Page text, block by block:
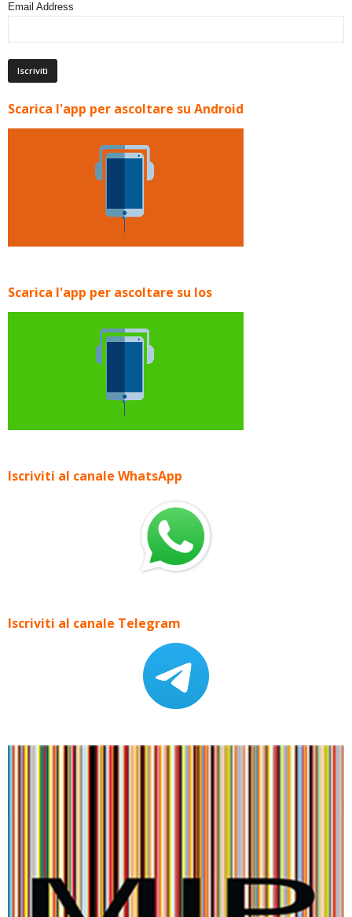
Email Address
Scarica l'app per ascoltare su Android
Scarica l'app per ascoltare su Ios
Iscriviti al canale WhatsApp
Iscriviti al canale Telegram